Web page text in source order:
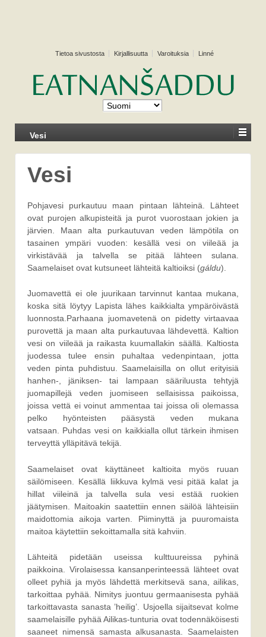
Tietoa sivustosta Kirjallisuutta Varoituksia Linné
Vesi
Vesi
Pohjavesi purkautuu maan pintaan lähteinä. Lähteet
ovat purojen alkupisteitä ja purot vuorostaan jokien ja
järvien. Maan alta purkautuvan veden lämpötila on
tasainen ympäri vuoden: kesällä vesi on viileää ja
virkistävää ja talvella se pitää lähteen sulana.
Saamelaiset ovat kutsuneet lähteitä kaltioiksi (gáldu).
Juomavettä ei ole juurikaan tarvinnut kantaa mukana,
koska sitä löytyy Lapista lähes kaikkialta ympäröivästä
luonnosta.Parhaana juomavetenä on pidetty virtaavaa
purovettä ja maan alta purkautuvaa lähdevettä. Kaltion
vesi on viileää ja raikasta kuumallakin säällä. Kaltiosta
juodessa tulee ensin puhaltaa vedenpintaan, jotta
veden pinta puhdistuu. Saamelaisilla on ollut erityisiä
hanhen-, jäniksen- tai lampaan sääriluusta tehtyjä
juomapillejä veden juomiseen sellaisissa paikoissa,
joissa vettä ei voinut ammentaa tai joissa oli olemassa
pelko hyönteisten pääsystä veden mukana
vatsaan. Puhdas vesi on kaikkialla ollut tärkein ihmisen
terveyttä ylläpitävä tekijä.
Saamelaiset ovat käyttäneet kaltioita myös ruuan
säilömiseen. Kesällä liikkuva kylmä vesi pitää kalat ja
hillat viileinä ja talvella sula vesi estää ruokien
jäätymisen. Maitoakin saatettiin ennen säilöä lähteisiin
maidottomia aikoja varten. Piiminyttä ja puuromaista
maitoa käytettiin sekoittamalla sitä kahviin.
Lähteitä pidetään useissa kulttuureissa pyhinä
paikkoina. Virolaisessa kansanperinteessä lähteet ovat
olleet pyhiä ja myös lähdettä merkitsevä sana, ailikas,
tarkoittaa pyhää. Nimitys juontuu germaanisesta pyhää
tarkoittavasta sanasta ’heilig’. Usjoella sijaitsevat kolme
saamelaisille pyhää Ailikas-tunturia ovat todennäköisesti
saaneet nimensä samasta alkusanasta. Saamelaisten